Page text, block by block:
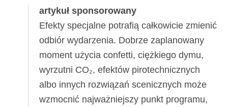
artykuł sponsorowany
Efekty specjalne potrafią całkowicie zmienić
odbiór wydarzenia. Dobrze zaplanowany
moment użycia confetti, ciężkiego dymu,
wyrzutni CO₂, efektów pirotechnicznych
albo innych rozwiązań scenicznych może
wzmocnić najważniejszy punkt programu,